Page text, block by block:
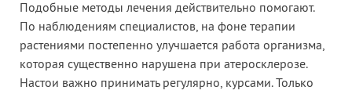
Подобные методы лечения действительно помогают.
По наблюдениям специалистов, на фоне терапии
растениями постепенно улучшается работа организма,
которая существенно нарушена при атеросклерозе.
Настои важно принимать регулярно, курсами. Только